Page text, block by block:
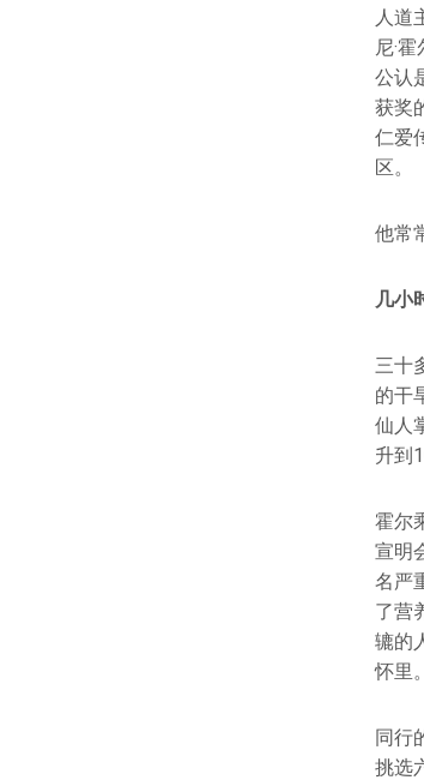
人道
尼·
公认
获奖
仁爱
区。
他常
几小
三十
的干
仙人
升到
霍尔
宣明
名严
了营
辘的
怀里
同行
挑选